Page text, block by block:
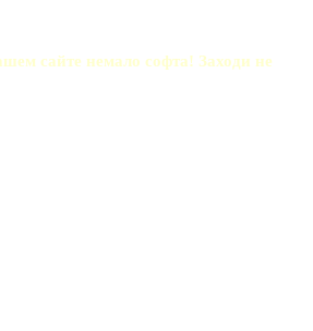
сайте немало софта! Заходи не